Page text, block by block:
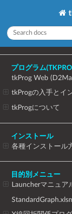
プログラム
tkProg Web
tkProgの入手とイ
tkProgについて
インストール
各種インストール
目的別メニュー
Launcherマニュア